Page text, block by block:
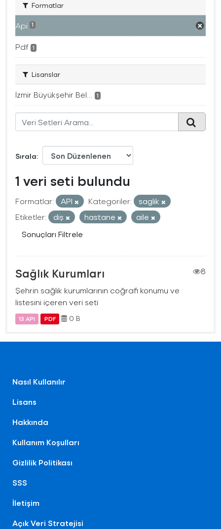
Formatlar
Api 1
Pdf 1
Lisanslar
İzmir Büyükşehir Bel... 1
Sırala
1 veri seti bulundu
Formatlar: API Kategoriler:
saglik
Etiketler:
diş hastane
aile
Sonuçları Filtrele
Sağlık Kurumları
8
Şehrin sağlık kurumlarının coğrafi konumu ve
listesini içeren veri seti
13 API PDF 0 B
Nasıl Kullanılır
Lisans
Hakkında
Kullanım Koşulları
Gizlilik Politikası
SSS
İletişim
Açık Veri Stratejisi